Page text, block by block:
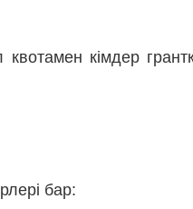
кімдер
бар: